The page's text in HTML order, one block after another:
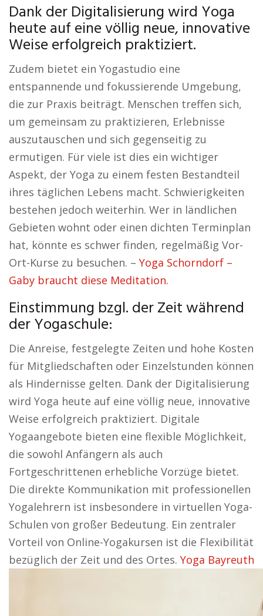
Dank der Digitalisierung wird Yoga
heute auf eine völlig neue, innovative
Weise erfolgreich praktiziert.
Zudem bietet ein Yogastudio eine
entspannende und fokussierende Umgebung,
die zur Praxis beiträgt. Menschen treffen sich,
um gemeinsam zu praktizieren, Erlebnisse
auszutauschen und sich gegenseitig zu
ermutigen. Für viele ist dies ein wichtiger
Aspekt, der Yoga zu einem festen Bestandteil
ihres täglichen Lebens macht. Schwierigkeiten
bestehen jedoch weiterhin. Wer in ländlichen
Gebieten wohnt oder einen dichten Terminplan
hat, könnte es schwer finden, regelmäßig Vor-
Ort-Kurse zu besuchen. – Yoga Schorndorf –
Gaby braucht diese Meditation.
Einstimmung bzgl. der Zeit während
der Yogaschule:
Die Anreise, festgelegte Zeiten und hohe Kosten
für Mitgliedschaften oder Einzelstunden können
als Hindernisse gelten. Dank der Digitalisierung
wird Yoga heute auf eine völlig neue, innovative
Weise erfolgreich praktiziert. Digitale
Yogaangebote bieten eine flexible Möglichkeit,
die sowohl Anfängern als auch
Fortgeschrittenen erhebliche Vorzüge bietet.
Die direkte Kommunikation mit professionellen
Yogalehrern ist insbesondere in virtuellen Yoga-
Schulen von großer Bedeutung. Ein zentraler
Vorteil von Online-Yogakursen ist die Flexibilität
bezüglich der Zeit und des Ortes. Yoga Bayreuth